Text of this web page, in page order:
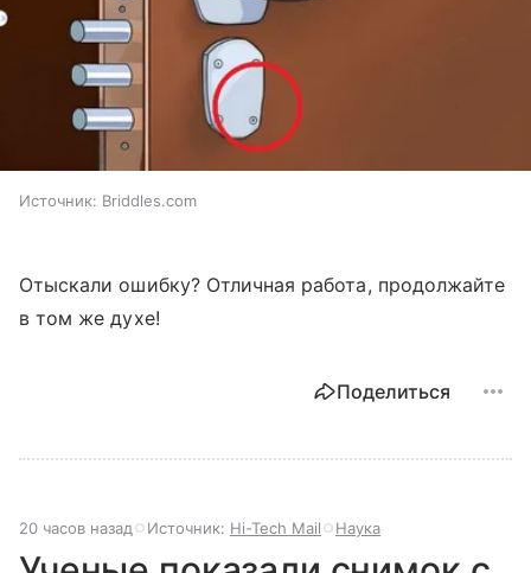
Источник: Briddles.com
Отыскали ошибку? Отличная работа, продолжайте
в том же духе!
Поделиться
20 часов назад Источник: Hi-Tech Mail Наука